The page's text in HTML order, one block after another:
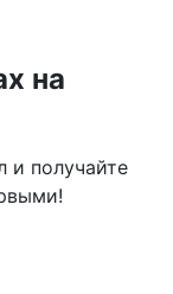
на
и получайте